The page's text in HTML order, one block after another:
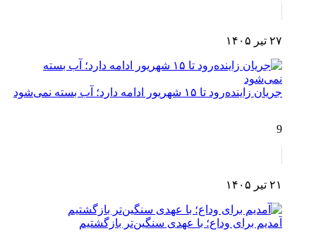
۲۷ تیر ۱۴۰۵
جریان زاینده‌رود تا ۱۵ شهریور ادامه دارد؛ آب بسته نمی‌شود
9
۲۱ تیر ۱۴۰۵
آمدیم برای وداع؛ با عهدی سنگین‌تر بازگشتیم